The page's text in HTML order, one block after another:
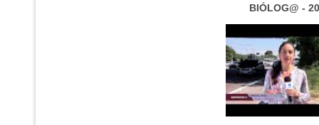
BIÓLOG@ -